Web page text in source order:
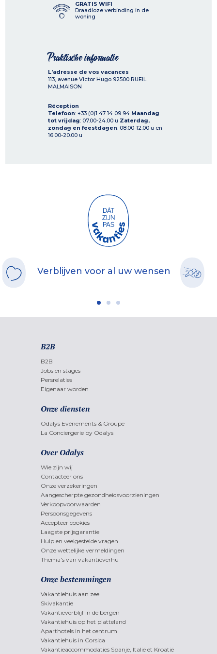
GRATIS WIFI
Draadloze verbinding in de
woning
Praktische informatie
L'adresse de vos vacances
113, avenue Victor Hugo 92500 RUEIL
MALMAISON
Réception
Telefoon: +33 (0)1 47 14 09 94 Maandag
tot vrijdag: 07.00-24.00 u Zaterdag,
zondag en feestdagen: 08.00-12.00 u en
16.00-20.00 u
Verblijven voor al uw wensen
B2B
B2B
Jobs en stages
Persrelaties
Eigenaar worden
Onze diensten
Odalys Evènements & Groupe
La Conciergerie by Odalys
Over Odalys
Wie zijn wij
Contacteer ons
Onze verzekeringen
Aangescherpte gezondheidsvoorzieningen
Verkoopvoorwaarden
Persoonsgegevens
Accepteer cookies
Laagste prijsgarantie
Hulp en veelgestelde vragen
Onze wettelijke vermeldingen
Thema's van vakantieverhu
Onze bestemmingen
Vakantiehuis aan zee
Skivakantie
Vakantieverblijf in de bergen
Vakantiehuis op het platteland
Aparthotels in het centrum
Vakantiehuis in Corsica
Vakantieaccommodaties Spanje, Italië et Kroatië